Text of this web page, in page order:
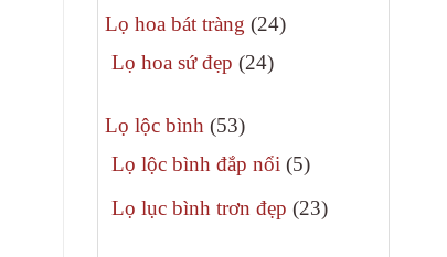
phẩm
Lọ hoa bát tràng 2424
Lọ hoa sứ đẹp 2424
Lọ lộc bình 5353
sản
Lọ lộc bình đắp nổi 55
phẩm
Lọ lục bình trơn đẹp 2323